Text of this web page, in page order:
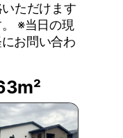
ただけます
※当日の現
お問い合わ